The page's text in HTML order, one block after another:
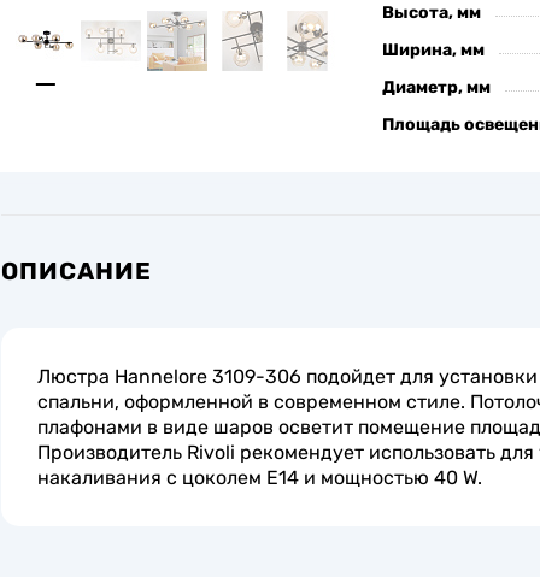
Высота, мм
Ширина, мм
Диаметр, мм
Площадь
ОПИСАНИЕ
Люстра Hannelore 3109-306 подойдет для
спальни, оформленной в современном стиле.
плафонами в виде шаров осветит помещение
Производитель Rivoli рекомендует использовать
накаливания с цоколем E14 и мощностью 40 W.